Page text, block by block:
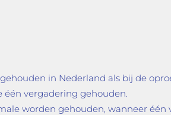
in Nederland als bij de
vergadering gehouden.
worden gehouden, wanneer